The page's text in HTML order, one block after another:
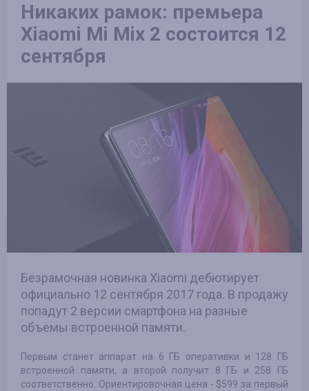
Никаких рамок: премьера
Xiaomi Mi Mix 2 состоится 12
сентября
Безрамочная новинка Xiaomi дебютирует
официально 12 сентября 2017 года. В продажу
попадут 2 версии смартфона на разные
объемы встроенной памяти.
Первым станет аппарат на 6 ГБ оперативки и 128 ГБ
встроенной памяти, а второй получит 8 ГБ и 258 ГБ
соответственно. Ориентировочная цена - $599 за первый